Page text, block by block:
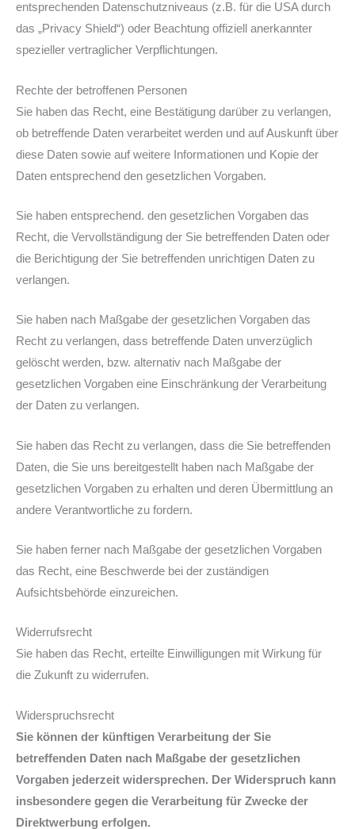
entsprechenden Datenschutzniveaus (z.B. für die USA durch
das „Privacy Shield“) oder Beachtung offiziell anerkannter
spezieller vertraglicher Verpflichtungen.
Rechte der betroffenen Personen
Sie haben das Recht, eine Bestätigung darüber zu verlangen,
ob betreffende Daten verarbeitet werden und auf Auskunft über
diese Daten sowie auf weitere Informationen und Kopie der
Daten entsprechend den gesetzlichen Vorgaben.
Sie haben entsprechend. den gesetzlichen Vorgaben das
Recht, die Vervollständigung der Sie betreffenden Daten oder
die Berichtigung der Sie betreffenden unrichtigen Daten zu
verlangen.
Sie haben nach Maßgabe der gesetzlichen Vorgaben das
Recht zu verlangen, dass betreffende Daten unverzüglich
gelöscht werden, bzw. alternativ nach Maßgabe der
gesetzlichen Vorgaben eine Einschränkung der Verarbeitung
der Daten zu verlangen.
Sie haben das Recht zu verlangen, dass die Sie betreffenden
Daten, die Sie uns bereitgestellt haben nach Maßgabe der
gesetzlichen Vorgaben zu erhalten und deren Übermittlung an
andere Verantwortliche zu fordern.
Sie haben ferner nach Maßgabe der gesetzlichen Vorgaben
das Recht, eine Beschwerde bei der zuständigen
Aufsichtsbehörde einzureichen.
Widerrufsrecht
Sie haben das Recht, erteilte Einwilligungen mit Wirkung für
die Zukunft zu widerrufen.
Widerspruchsrecht
Sie können der künftigen Verarbeitung der Sie
betreffenden Daten nach Maßgabe der gesetzlichen
Vorgaben jederzeit widersprechen. Der Widerspruch kann
insbesondere gegen die Verarbeitung für Zwecke der
Direktwerbung erfolgen.